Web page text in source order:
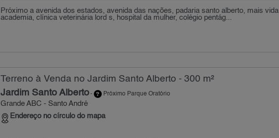
Próximo a avenida dos estados, avenida das nações, padaria santo alberto, mais vida
academia, clínica veterinária lord s, hospital da mulher, colégio pentág...
Terreno à Venda no Jardim Santo Alberto - 300 m²
Jardim Santo Alberto- Próximo Parque Oratório
Grande ABC - Santo André
Endereço no círculo do mapa